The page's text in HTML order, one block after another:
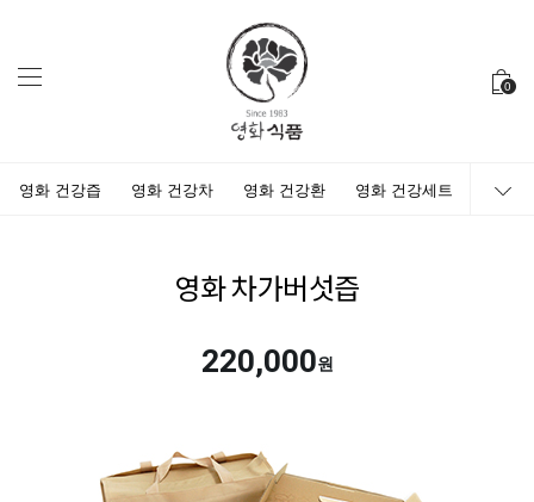
0
영화 건강즙 영화 건강차 영화 건강환 영화 건강세트
영화 차가버섯즙
220,000원